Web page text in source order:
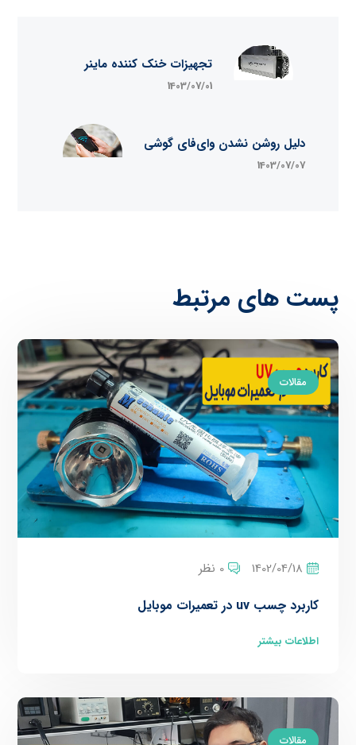
تجهیزات خنک کننده ماینر
1403/07/01
دلیل روشن نشدن وای‌فای گوشی
1403/07/07
پست های مرتبط
مقالات
1402/04/18 0 نظر
کاربرد چسب uv در تعمیرات موبایل
اطلاعات بیشتر
مقالات